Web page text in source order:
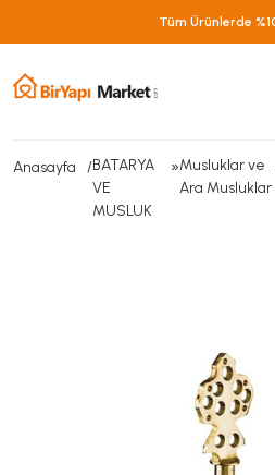
Tüm Ürünlerde
Anasayfa
BATARYA
VE
MUSLUK
»Musluklar ve
Ara Musluklar